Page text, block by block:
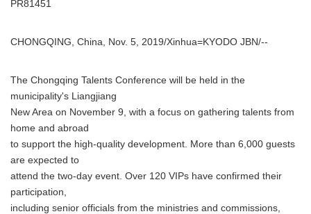
PR81451
CHONGQING, China, Nov. 5, 2019/Xinhua=KYODO JBN/--
The Chongqing Talents Conference will be held in the
municipality's Liangjiang
New Area on November 9, with a focus on gathering talents from
home and abroad
to support the high-quality development. More than 6,000 guests
are expected to
attend the two-day event. Over 120 VIPs have confirmed their
participation,
including senior officials from the ministries and commissions,